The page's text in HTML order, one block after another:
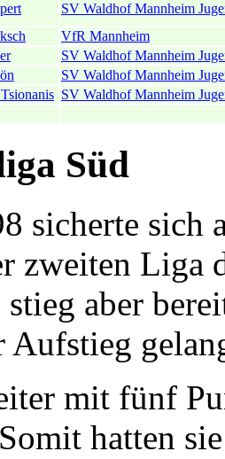
SV Waldhof Mannheim
VfR Mannheim
SV Waldhof Mannheim
SV Waldhof Mannheim
SV Waldhof Mannheim
Süd
sicherte sich
zweiten Liga
aber
Aufstieg
mit fünf
hatten